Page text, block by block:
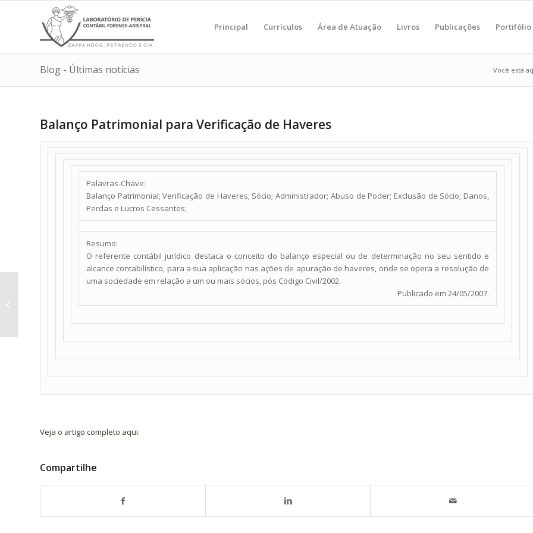
Principal Currículos Área de Atuação Livros Publicações Portifólio
Blog - Últimas notícias Você está
Balanço Patrimonial para Verificação de Haveres
Palavras-Chave:
Balanço Patrimonial; Verificação de Haveres; Sócio; Administrador; Abuso de Poder; Exclusão de Sócio; Danos,
Perdas e Lucros Cessantes;
Resumo:
O referente contábil jurídico destaca o conceito do balanço especial ou de determinação no seu sentido e
alcance contabilístico, para a sua aplicação nas ações de apuração de haveres, onde se opera a resolução de
uma sociedade em relação a um ou mais sócios, pós Código Civil/2002.
Publicado em 24/05/2007.
Veja o artigo completo aqui.
Compartilhe